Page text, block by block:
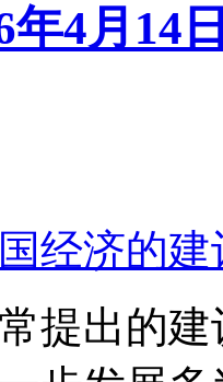
年4月14
经济的
提出的